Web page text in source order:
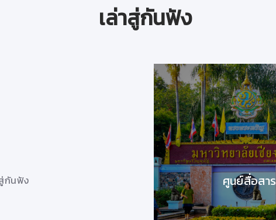
เล่าสู่กันฟัง
กันฟัง
วันที่ 9 สิงหาคม 63
ผู้ช่วยศาสตราจารย์ดร. เอกชัย มหาเอก
รองอธิการบดีมหาวิทยาลัยเชียงใหม่
chiangmai i miss you
21/9/2563 13:48:38ศูนย์สื่อสา